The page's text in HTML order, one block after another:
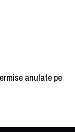
anulate pe